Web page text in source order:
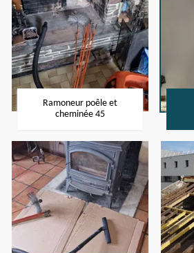
Ramoneur poêle et
cheminée 45